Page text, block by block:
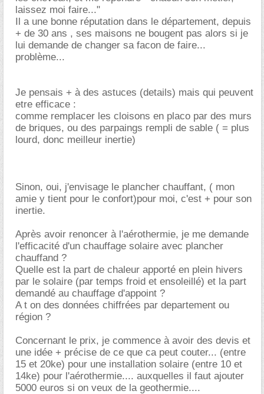
laissez moi faire..."
Il a une bonne réputation dans le département, depuis
+ de 30 ans , ses maisons ne bougent pas alors si je
lui demande de changer sa facon de faire...
problème...
Je pensais + à des astuces (details) mais qui peuvent
etre efficace :
comme remplacer les cloisons en placo par des murs
de briques, ou des parpaings rempli de sable ( = plus
lourd, donc meilleur inertie)
Sinon, oui, j'envisage le plancher chauffant, ( mon
amie y tient pour le confort)pour moi, c'est + pour son
inertie.
Après avoir renoncer à l'aérothermie, je me demande
l'efficacité d'un chauffage solaire avec plancher
chauffand ?
Quelle est la part de chaleur apporté en plein hivers
par le solaire (par temps froid et ensoleillé) et la part
demandé au chauffage d'appoint ?
A t on des données chiffrées par departement ou
région ?
Concernant le prix, je commence à avoir des devis et
une idée + précise de ce que ca peut couter... (entre
15 et 20ke) pour une installation solaire (entre 10 et
14ke) pour l'aérothermie.... auxquelles il faut ajouter
5000 euros si on veux de la geothermie....